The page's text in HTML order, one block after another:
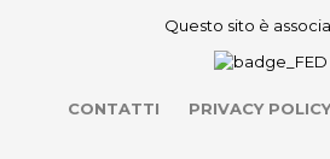
Questo sito è
CONTATTI PRIVACY POLICY